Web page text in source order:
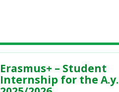
Erasmus+ – Student
Internship for the A.y.